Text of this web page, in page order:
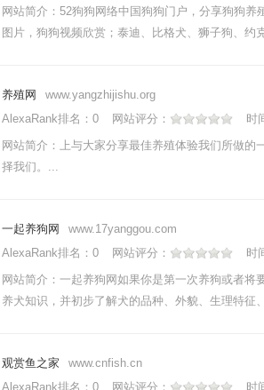
网站简介：52狗狗网络中国狗狗门户，分享狗狗
图片，狗狗视频欣赏；泰迪、比格犬、狮子狗、
养殖网
www.yangzhijishu.org
AlexaRank排名： 0 网站评分： 时
网站简介：上与大家分享最佳养殖体验我们所做
择我们。...
一起养狗网
www.17yanggou.com
AlexaRank排名： 0 网站评分： 时
网站简介：一起养狗网如果你是第一次养狗或者
养犬知识，并初步了解犬的品种、外貌、生理特
观赏鱼之家
www.cnfish.cn
AlexaRank排名： 0 网站评分： 时